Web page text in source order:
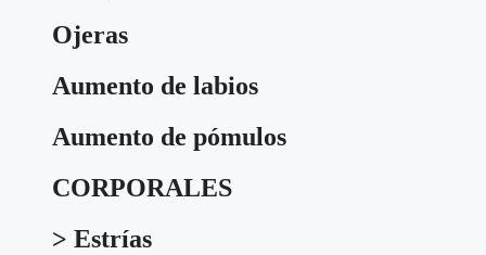
Ojeras
Aumento de labios
Aumento de pómulos
CORPORALES
> Estrías